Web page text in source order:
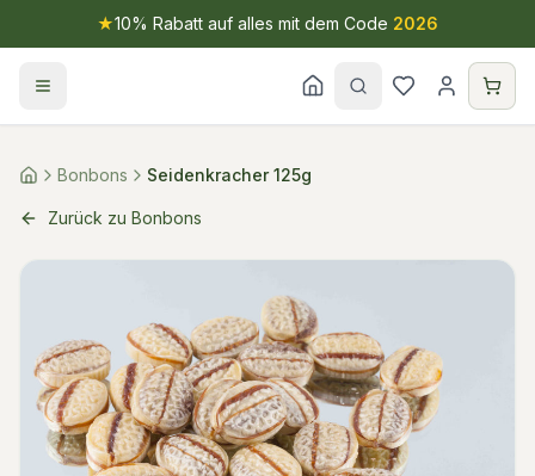
★10% Rabatt auf alles mit dem Code 2026
Bonbons Seidenkracher 125g
Zurück zu Bonbons